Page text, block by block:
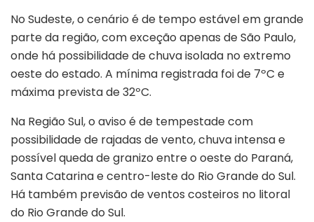
No Sudeste, o cenário é de tempo estável em grande
parte da região, com exceção apenas de São Paulo,
onde há possibilidade de chuva isolada no extremo
oeste do estado. A mínima registrada foi de 7ºC e
máxima prevista de 32ºC.
Na Região Sul, o aviso é de tempestade com
possibilidade de rajadas de vento, chuva intensa e
possível queda de granizo entre o oeste do Paraná,
Santa Catarina e centro-leste do Rio Grande do Sul.
Há também previsão de ventos costeiros no litoral
do Rio Grande do Sul.